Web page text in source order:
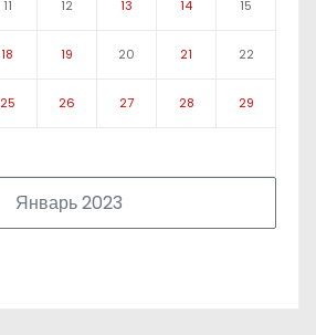
Январь 2023
11 12 13 14 15
18 19 20 21 22
25 26 27 28 29